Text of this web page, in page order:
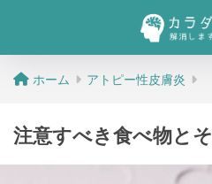
ホーム アトピー性皮膚炎
注意すべき食べ物と